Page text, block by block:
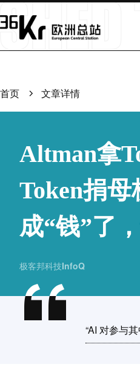
首页 文章详情
Altman拿
Token捐母
成“钱”了
极客邦科技InfoQ
“AI 对参与